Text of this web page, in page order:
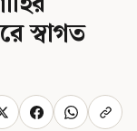
স্বাগত